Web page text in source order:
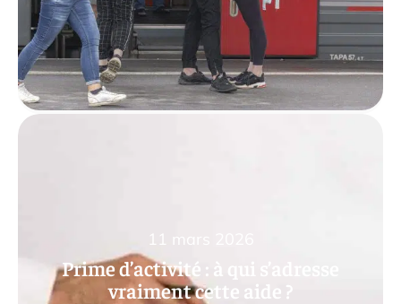
Prime d’activité : à qui s’adresse
vraiment cette aide ?
11 mars 2026